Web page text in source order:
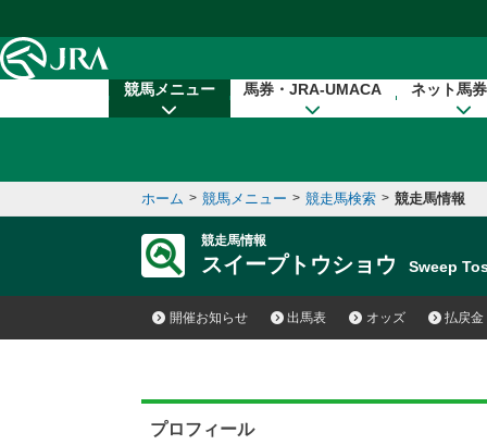
競馬メニュー 馬券・JRA-UMACA ネット馬
ホーム > 競馬メニュー > 競走馬検索 > 競走馬情報
競走馬情報
スイープトウショウ Sweep
開催お知らせ 出馬表 オッズ 払戻金
プロフィール